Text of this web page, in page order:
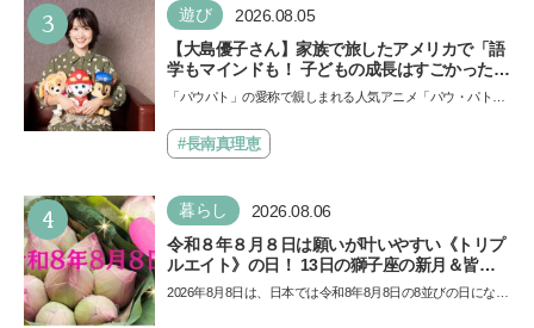
3 遊び 2026.08.05
【大島優子さん】家族で旅したアメリカで「語
学もマインドも！ 子どもの成長はすごかった」
声優をつとめた映画『パウ・パトロール ザ・ダ
イノ・ムービー』ではあきらめなければ何でも
できると子どもに知ってほしい
「パウパト」の愛称で親しまれる人気アニメ「パウ・パトロ
ザ…#長南真理恵
4 暮らし 2026.08.06
令和８年８月８日は願いが叶いやすい《トリプ
ルエイト》の日！ 13日の獅子座の新月＆皆既
日食の影響にも注目
2026年8月8日は、日本では令和8年8月8日の8並びの日になり